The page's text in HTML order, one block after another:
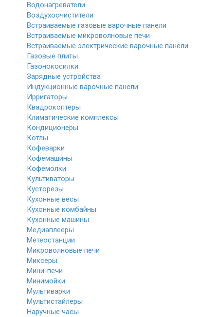
Водонагреватели
Воздухоочистители
Встраиваемые газовые варочные панели
Встраиваемые микроволновые печи
Встраиваемые электрические варочные панели
Газовые плиты
Газонокосилки
Зарядные устройства
Индукционные варочные панели
Ирригаторы
Квадрокоптеры
Климатические комплексы
Кондиционеры
Котлы
Кофеварки
Кофемашины
Кофемолки
Культиваторы
Кусторезы
Кухонные весы
Кухонные комбайны
Кухонные машины
Медиаплееры
Метеостанции
Микроволновые печи
Миксеры
Мини-печи
Минимойки
Мультиварки
Мультистайлеры
Наручные часы